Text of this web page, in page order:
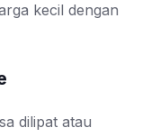
kecil dengan
dilipat atau